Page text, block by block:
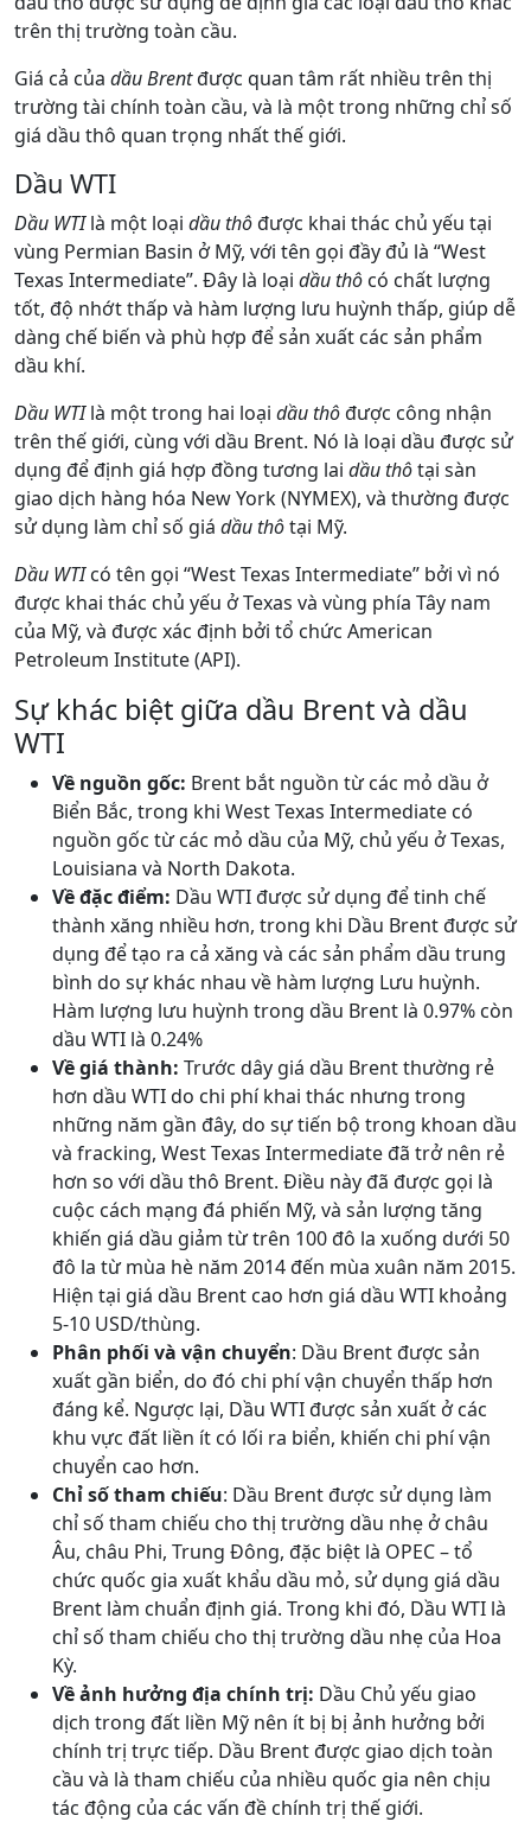
trên thị trường toàn cầu.
Giá cả của dầu Brentđược quan tâm rất nhiều trên thị
trường tài chính toàn cầu, và là một trong những chỉ số
giá dầu thô quan trọng nhất thế giới.
Dầu WTI
Dầu WTIlà một loại dầu thôđược khai thác chủ yếu tại
vùng Permian Basin ở Mỹ, với tên gọi đầy đủ là “West
Texas Intermediate”. Đây là loại dầu thô có chất lượng
tốt, độ nhớt thấp và hàm lượng lưu huỳnh thấp, giúp dễ
dàng chế biến và phù hợp để sản xuất các sản phẩm
dầu khí.
Dầu WTIlà một trong hai loại dầu thôđược công nhận
trên thế giới, cùng với dầu Brent. Nó là loại dầu được sử
dụng để định giá hợp đồng tương lai dầu thôtại sàn
giao dịch hàng hóa New York (NYMEX), và thường được
sử dụng làm chỉ số giá dầu thôtại Mỹ.
Dầu WTIcó tên gọi “West Texas Intermediate” bởi vì nó
được khai thác chủ yếu ở Texas và vùng phía Tây nam
của Mỹ, và được xác định bởi tổ chức American
Petroleum Institute (API).
Sự khác biệt giữa dầu Brent và dầu
WTI
Về nguồn gốc: Brent bắt nguồn từ các mỏ dầu ở
Biển Bắc, trong khi West Texas Intermediate có
nguồn gốc từ các mỏ dầu của Mỹ, chủ yếu ở Texas,
Louisiana và North Dakota.
Về đặc điểm: Dầu WTI được sử dụng để tinh chế
thành xăng nhiều hơn, trong khi Dầu Brent được sử
dụng để tạo ra cả xăng và các sản phẩm dầu trung
bình do sự khác nhau về hàm lượng Lưu huỳnh.
Hàm lượng lưu huỳnh trong dầu Brent là 0.97% còn
dầu WTI là 0.24%
Về giá thành: Trước dây giá dầu Brent thường rẻ
hơn dầu WTI do chi phí khai thác nhưng trong
những năm gần đây, do sự tiến bộ trong khoan dầu
và fracking, West Texas Intermediate đã trở nên rẻ
hơn so với dầu thô Brent. Điều này đã được gọi là
cuộc cách mạng đá phiến Mỹ, và sản lượng tăng
khiến giá dầu giảm từ trên 100 đô la xuống dưới 50
đô la từ mùa hè năm 2014 đến mùa xuân năm 2015.
Hiện tại giá dầu Brent cao hơn giá dầu WTI khoảng
5-10 USD/thùng.
Phân phối và vận chuyển: Dầu Brent được sản
xuất gần biển, do đó chi phí vận chuyển thấp hơn
đáng kể. Ngược lại, Dầu WTI được sản xuất ở các
khu vực đất liền ít có lối ra biển, khiến chi phí vận
chuyển cao hơn.
Chỉ số tham chiếu: Dầu Brent được sử dụng làm
chỉ số tham chiếu cho thị trường dầu nhẹ ở châu
Âu, châu Phi, Trung Đông, đặc biệt là OPEC – tổ
chức quốc gia xuất khẩu dầu mỏ, sử dụng giá dầu
Brent làm chuẩn định giá. Trong khi đó, Dầu WTI là
chỉ số tham chiếu cho thị trường dầu nhẹ của Hoa
Kỳ.
Về ảnh hưởng địa chính trị: Dầu Chủ yếu giao
dịch trong đất liền Mỹ nên ít bị bị ảnh hưởng bởi
chính trị trực tiếp. Dầu Brent được giao dịch toàn
cầu và là tham chiếu của nhiều quốc gia nên chịu
tác động của các vấn đề chính trị thế giới.